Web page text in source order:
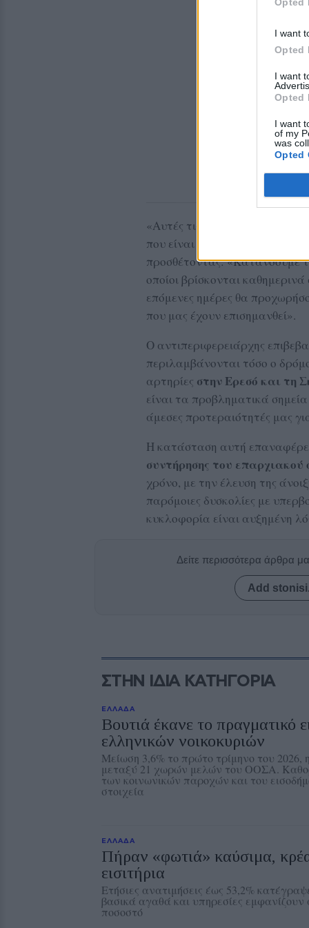
I want
Opted
I want
Opted
I want
of my
was
Opted
«Αυτές τις μέρες κόβουμε
που είναι ο πιο
προσθέτοντας: «Κατανοούμε
οποίοι βρίσκονται
επόμενες ημέρες θα
που μας έχουν επισημανθεί».
Ο αντιπεριφερειάρχης
περιλαμβάνονται τόσο ο
αρτηρίες στην Ερεσό και τη
είναι τα προβληματικά
άμεσες προτεραιότητές μας
Η κατάσταση αυτή
συντήρησης του επαρχιακού
χρόνο, με την έλευση της
παρόμοιες δυσκολίες με
κυκλοφορία είναι αυξημένη
Δείτε περισσότερα άρθρα
Add
ΣΤΗΝ ΙΔΙΑ ΚΑΤΗΓΟΡΙΑ
ΕΛΛΑΔΑ
Βουτιά έκανε το πραγματικό
ελληνικών νοικοκυριών
Μείωση 3,6% το πρώτο τρίμηνο του 2026,
μεταξύ 21 χωρών μελών του ΟΟΣΑ.
των κοινωνικών παροχών και του
στοιχεία
ΕΛΛΑΔΑ
Πήραν «φωτιά» καύσιμα,
εισιτήρια
Ετήσιες ανατιμήσεις έως 53,2%
βασικά αγαθά και υπηρεσίες εμφανίζουν
ποσοστό